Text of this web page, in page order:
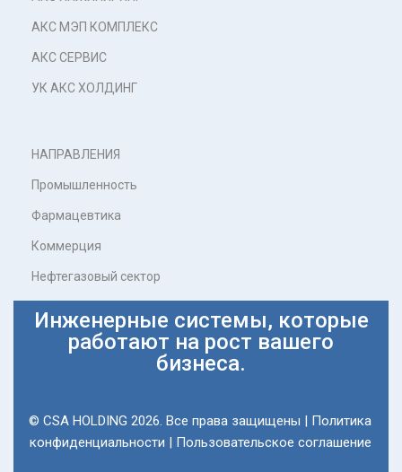
АКС МЭП КОМПЛЕКС
АКС СЕРВИС
УК АКС ХОЛДИНГ
НАПРАВЛЕНИЯ
Промышленность
Фармацевтика
Коммерция
Нефтегазовый сектор
Инженерные системы, которые
работают на рост вашего
бизнеса.
© CSA HOLDING 2026. Все права защищены | Политика
конфиденциальности | Пользовательское соглашение